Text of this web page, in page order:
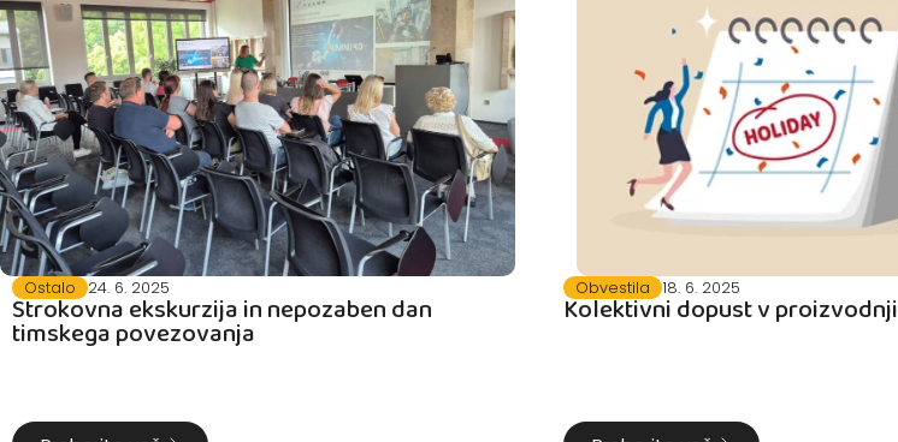
Ostalo 24. 6. 2025
Strokovna ekskurzija in nepozaben dan
timskega povezovanja
Obvestila 18. 6. 2025
Kolektivni dopust v proizvodnji